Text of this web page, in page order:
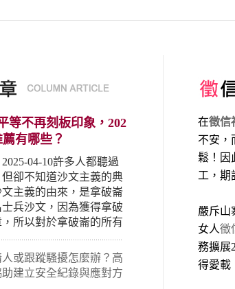
等不再刻板印象，202
有哪些？
04-10許多人都聽過
卻不知道沙文主義的典
主義的由來，是拿破崙
兵沙文，因為獲得拿破
所以對於拿破崙的所有
生狂熱崇拜，形成偏執
沙文主義後來就被拿來
視，而且有沙文主義傾
對於自己的國家和民族
或跟蹤騷擾怎麼辦？高
建立安全紀錄與應對方
在徵信
不安，
鬆！因
工，期
嚴斥山
女人徵
務擴展
得愛載